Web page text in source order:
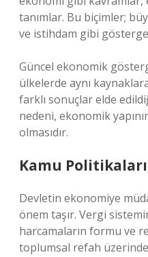
tanımlar. Bu biçimler;
ve istihdam gibi
Güncel ekonomik
ülkelerde aynı
farklı sonuçlar elde
nedeni, ekonomik
olmasıdır.
Kamu
Devletin ekonomiye
önem taşır. Vergi
harcamaların formu ve
toplumsal refah